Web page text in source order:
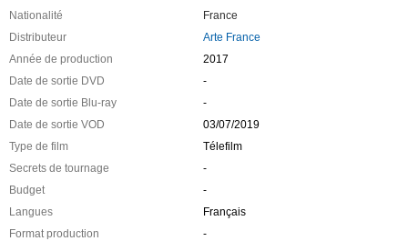
Nationalité
France
Distributeur
Arte France
Année de production
2017
Date de sortie DVD
-
Date de sortie Blu-ray
-
Date de sortie VOD
03/07/2019
Type de film
Télefilm
Secrets de tournage
-
Budget
-
Langues
Français
Format production
-